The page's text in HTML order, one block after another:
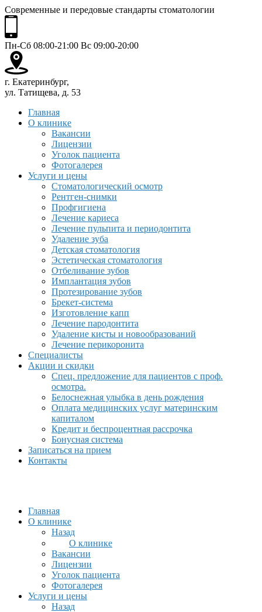
Современные и передовые стандарты стоматологии
Пн-Сб 08:00-21:00 Вс 09:00-20:00
г. Екатеринбург,
ул. Татищева, д. 53
Главная
О клинике
Вакансии
Лицензии
Уголок пациента
Фотогалерея
Услуги и цены
Стоматологический осмотр
Рентген-снимки
Профгигиена
Лечение кариеса
Лечение пульпита и периодонтита
Удаление зуба
Детская стоматология
Эстетическая стоматология
Отбеливание зубов
Имплантация зубов
Протезирование зубов
Брекет-система
Изготовление капп
Лечение пародонтита
Удаление кисты и новообразований
Лечение перикоронита
Специалисты
Акции и скидки
Спец. предложение для пациентов с проф.
осмотра.
Белоснежная улыбка в день рождения
Оплата медицинских услуг материнским
капиталом
Кредит и беспроцентная рассрочка
Бонусная система
Записаться на прием
Контакты
Главная
О клинике
Назад
О клинике
Вакансии
Лицензии
Уголок пациента
Фотогалерея
Услуги и цены
Назад